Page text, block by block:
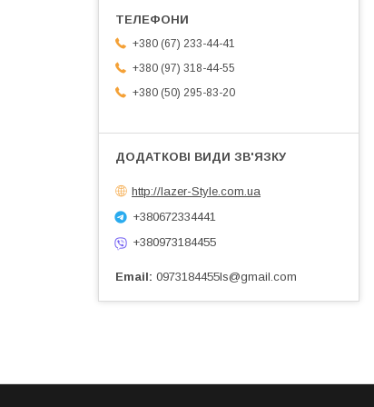
+380 (67) 233-44-41
+380 (97) 318-44-55
+380 (50) 295-83-20
http://lazer-Style.com.ua
+380672334441
+380973184455
Email 0973184455ls@gmail.com